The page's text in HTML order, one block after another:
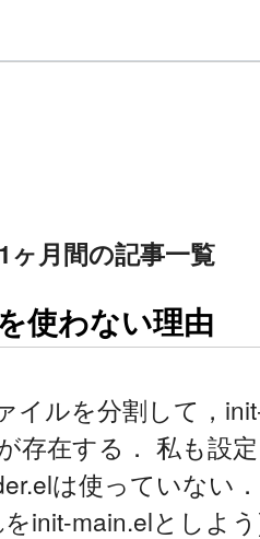
月間の記事一覧
使わない理由
イルを分割して，
存在する． 私も設
は使っていない
init-main.elとしよ